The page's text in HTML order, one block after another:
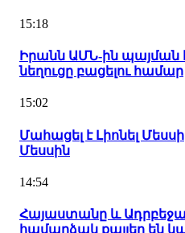
15:18
Իրանն ԱՄՆ-ին պայման
նեղուցը բացելու համար
15:02
Մահացել է Լիոնել
Մեսսին
14:54
Հայաստանը և
համարձակ քայլեր են